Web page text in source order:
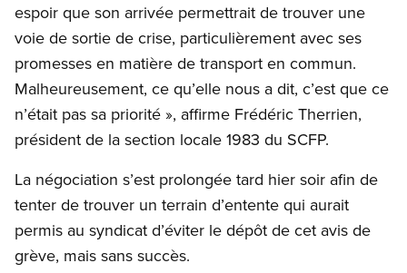
espoir que son arrivée permettrait de trouver une
voie de sortie de crise, particulièrement avec ses
promesses en matière de transport en commun.
Malheureusement, ce qu’elle nous a dit, c’est que ce
n’était pas sa priorité », affirme Frédéric Therrien,
président de la section locale 1983 du SCFP.
La négociation s’est prolongée tard hier soir afin de
tenter de trouver un terrain d’entente qui aurait
permis au syndicat d’éviter le dépôt de cet avis de
grève, mais sans succès.